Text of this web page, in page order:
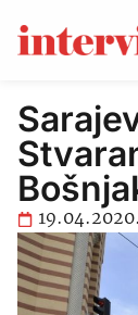
19.04.2020.